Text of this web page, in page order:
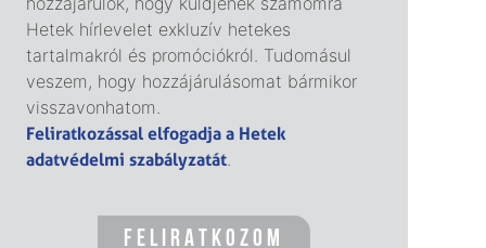
Hetek hírlevelet exkluzív hetekes
tartalmakról és promóciókról. Tudomásul
veszem, hogy hozzájárulásomat bármikor
visszavonhatom.
Feliratkozással elfogadja a Hetek
adatvédelmi szabályzatát